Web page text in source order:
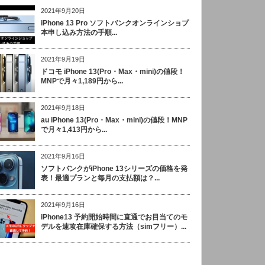
2021年9月20日
iPhone 13 Pro ソフトバンクオンラインショプ
本申し込み方法の手順...
2021年9月19日
ドコモ iPhone 13(Pro・Max・mini)の値段！
MNPで月々1,189円から...
2021年9月18日
au iPhone 13(Pro・Max・mini)の値段！MNP
で月々1,413円から...
2021年9月16日
ソフトバンクがiPhone 13シリーズの価格を発
表！最適プランと毎月の支払額は？...
2021年9月16日
iPhone13 予約開始時間に直通でお目当てのモ
デルを速攻在庫確保する方法（simフリー）...